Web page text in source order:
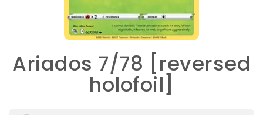
Ariados 7/78 [reversed
holofoil]